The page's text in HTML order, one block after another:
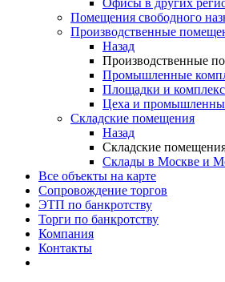
Офисы в других
Помещения свободного
Производственные
Назад
Производственные
Промышленные
Площадки и
Цеха и
Складские помещения
Назад
Складские
Склады в Москве и
Все объекты на карте
Сопровождение торгов
ЭТП по банкротству
Торги по банкротству
Компания
Контакты